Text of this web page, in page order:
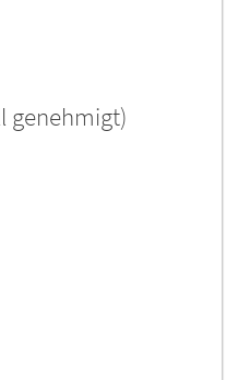
genehmigt)